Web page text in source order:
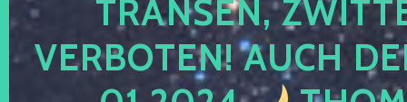
TRANSEN,
VERBOTEN! AUCH